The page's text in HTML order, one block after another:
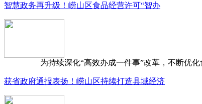
智慧政务再升级！崂山区食品经营许可“智办
为持续深化“高效办成一件事”改革，不断优化
获省政府通报表扬！崂山区持续打造县域经济